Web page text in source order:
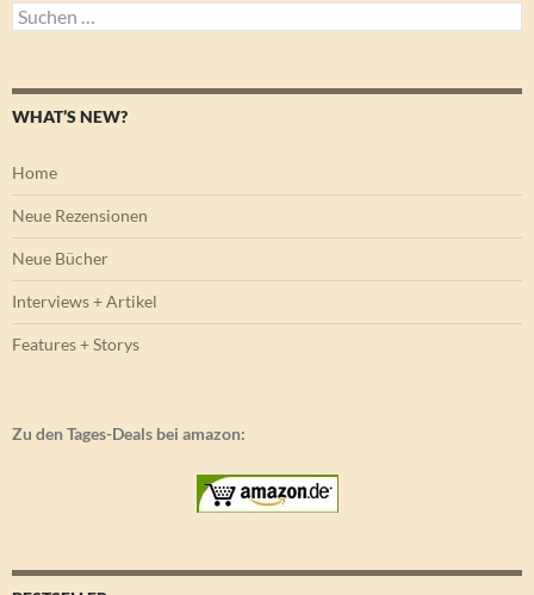
Suchen
nach:
WHAT’S NEW?
Home
Neue Rezensionen
Neue Bücher
Interviews + Artikel
Features + Storys
Zu den Tages-Deals bei amazon: